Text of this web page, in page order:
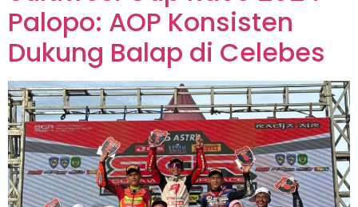
Palopo: AOP Konsisten
Dukung Balap di Celebes